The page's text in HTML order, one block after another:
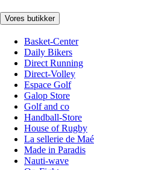
Vores butikker
Basket-Center
Daily Bikers
Direct Running
Direct-Volley
Espace Golf
Galop Store
Golf and co
Handball-Store
House of Rugby
La sellerie de Maé
Made in Paradis
Nauti-wave